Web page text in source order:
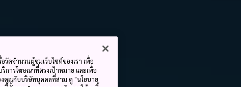
ดจำนวนผู้ชมเว็บไซต์ของเรา เพื่อ
การโฆษณาที่ตรงเป้าหมาย และเพื่อ
งคุณกับบริษัทบุคคลที่สาม ดู "นโยบาย